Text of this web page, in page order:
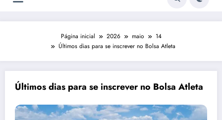
Página inicial 2026 maio
14
Últimos dias para se inscrever no Bolsa Atleta
Últimos dias para se inscrever no Bolsa Atleta